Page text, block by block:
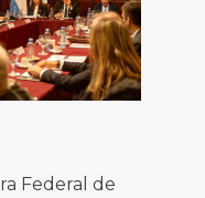
Federal de